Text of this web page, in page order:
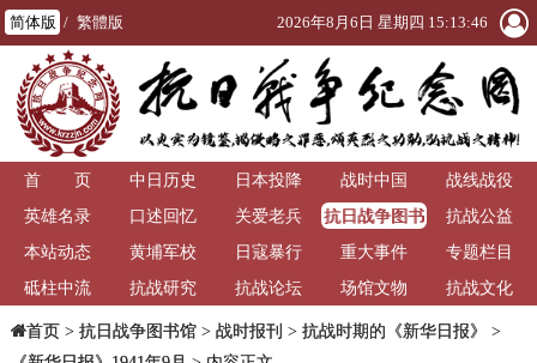
简体版 / 繁體版 2026年8月6日 星期四 15:13:47
首 页 中日历史 日本投降 战时中国
战线战役
英雄名录
口述回忆 关爱老兵
抗日战争图书
馆
抗战公益
本站动态
黄埔军校 日寇暴行 重大事件
专题栏目
砥柱中流
抗战研究 抗战论坛 场馆文物 抗战文化
首页> 抗日战争图书馆> 战时报刊 > 抗战时期的《新华日报》
>